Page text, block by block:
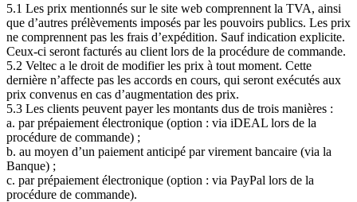
5.1 Les prix mentionnés sur le site web comprennent la TVA, ainsi
que d’autres prélèvements imposés par les pouvoirs publics. Les prix
ne comprennent pas les frais d’expédition. Sauf indication explicite.
Ceux-ci seront facturés au client lors de la procédure de commande.
5.2 Veltec a le droit de modifier les prix à tout moment. Cette
dernière n’affecte pas les accords en cours, qui seront exécutés aux
prix convenus en cas d’augmentation des prix.
5.3 Les clients peuvent payer les montants dus de trois manières :
a. par prépaiement électronique (option : via iDEAL lors de la
procédure de commande) ;
b. au moyen d’un paiement anticipé par virement bancaire (via la
Banque) ;
c. par prépaiement électronique (option : via PayPal lors de la
procédure de commande).